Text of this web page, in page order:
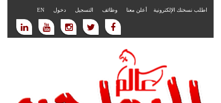
اطلب نسختك الإلكترونية أعلن معنا وظائف التسجيل دخول EN